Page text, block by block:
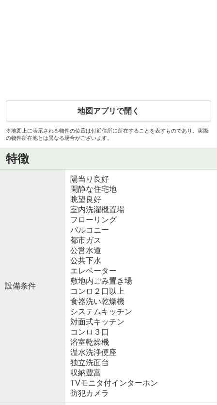
地図アプリで開く
※地図上に表示される物件の位置は付近住所に所在することを表すものであり、実際
の物件所在地とは異なる場合がございます。
特徴
設備条件
陽当り良好
閑静な住宅地
眺望良好
室内洗濯機置場
フローリング
バルコニー
都市ガス
公営水道
公共下水
エレベーター
敷地内ごみ置き場
コンロ２口以上
食器洗い乾燥機
システムキッチン
対面式キッチン
コンロ３口
浴室乾燥機
温水洗浄便座
独立洗面台
収納豊富
TVモニタ付インターホン
防犯カメラ